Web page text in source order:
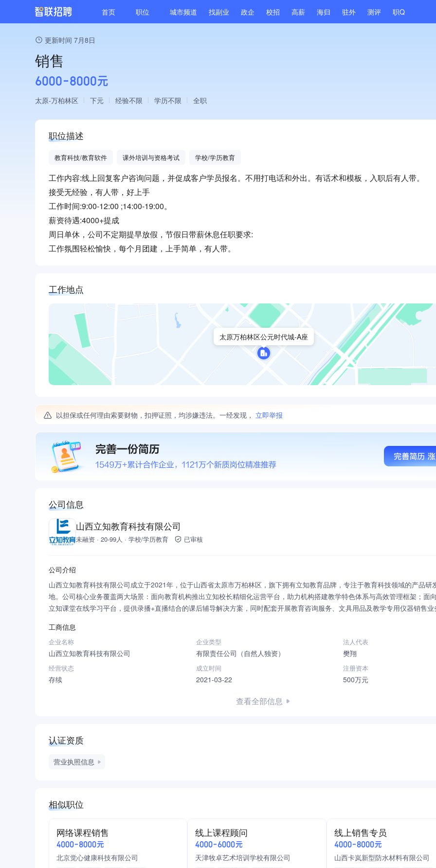
首页 职位 城市频道 找副业 政企 校招 高薪 海归 驻外 测评 职Q
更新时间 7月8日
销售
6000-8000元
太原 万柏林区 下元 经验不限 学历不限 全职
职位描述
教育科技/教育软件 课外培训与资格考试 学校/学历教育
工作内容:线上回复客户咨询问题，并促成客户学员报名。不用打电话和外出。有话术和模板，入职后有人带。
接受无经验，有人带，好上手
工作时间:9:00-12:00 ;14:00-19:00。
薪资待遇:4000+提成
周日单休，公司不定期提早放假，节假日带薪休息任职要求:
工作氛围轻松愉快，每个月团建，上手简单，有人带。
工作地点
太原万柏林区公元时代城-A座
以担保或任何理由索要财物，扣押证照，均涉嫌违法。一经发现， 立即举报
公司信息
山西立知教育科技有限公司
未融资 · 20-99人 · 学校/学历教育 已审核
公司介绍
山西立知教育科技有限公司成立于2021年，位于山西省太原市万柏林区，旗下拥有立知教育品牌，专注于教育科技领域的产品研
地。公司核心业务覆盖两大场景：面向教育机构推出立知校长精细化运营平台，助力机构搭建教学特色体系与高效管理框架；面
立知课堂在线学习平台，提供录播+直播结合的课后辅导解决方案，同时配套开展教育咨询服务、文具用品及教学专用仪器销售
司坚持以技术赋能教育的发展理念，持续优化产品功能与服务模式，致力于推动区域教育生态的数字化升级。
工商信息
企业名称
山西立知教育科技有限公司
企业类型
有限责任公司（自然人独资）
法人代表
樊翔
经营状态
存续
成立时间
2021-03-22
注册资本
500万元
查看全部信息
认证资质
营业执照信息
相似职位
网络课程销售
4000-8000元
北京觉心健康科技有限公司
线上课程顾问
4000-6000元
天津牧卓艺术培训学校有限公司
线上销售专员
4000-8000元
山西卡岚新型防水材料有限公司